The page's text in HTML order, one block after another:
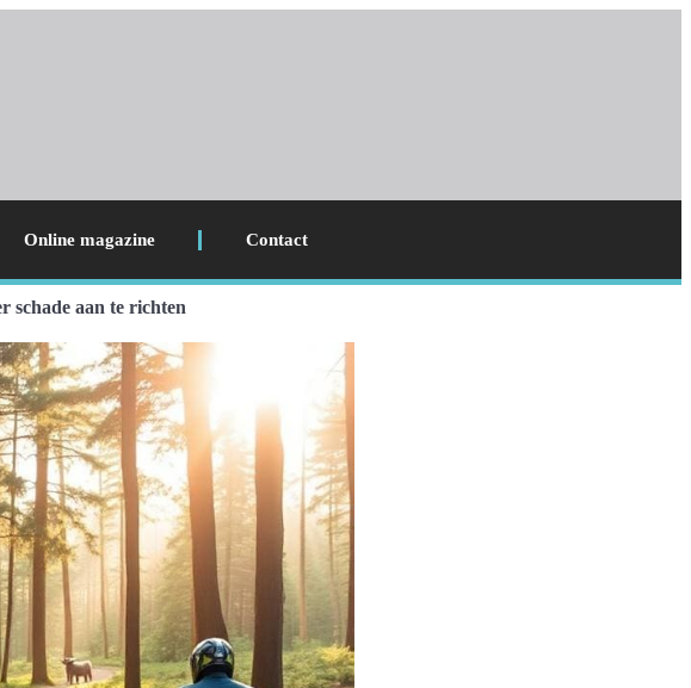
Online magazine Contact
schade aan te richten